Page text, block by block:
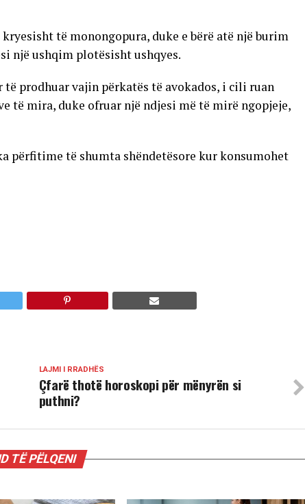
të monongopura, duke e bërë atë një burim
një ushqim plotësisht ushqyes.
prodhuar vajin përkatës të avokados, i cili ruan
të mira, duke ofruar një ndjesi më të mirë ngopjeje,
përfitime të shumta shëndetësore kur konsumohet
LAJMI I RRADHËS
Çfarë thotë horoskopi për mënyrën si
puthni?
TË PËLQENI